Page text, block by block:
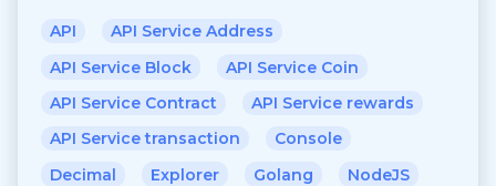
API
API Service Address
API Service Block
API Service Coin
API Service Contract
API Service rewards
API Service transaction
Console
Decimal
Explorer Golang
NodeJS